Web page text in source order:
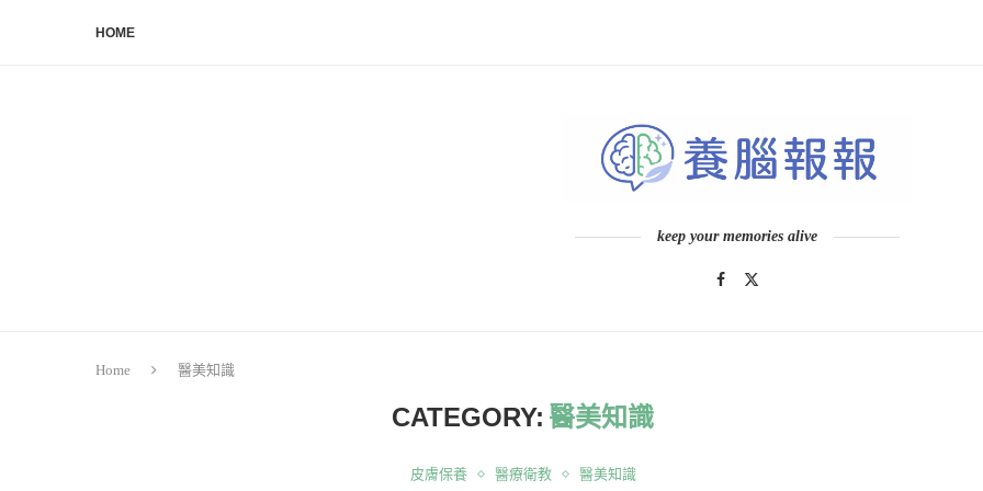
HOME
keep your memories alive
Home 醫美知識
CATEGORY: 醫美知識
皮膚保養 醫療衛教 醫美知識